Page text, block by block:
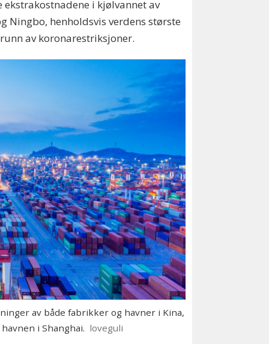
i kjølvannet av
Ningbo, henholdsvis verdens største
av koronarestriksjoner.
av både fabrikker og havner i Kina,
i Shanghai. loveguli